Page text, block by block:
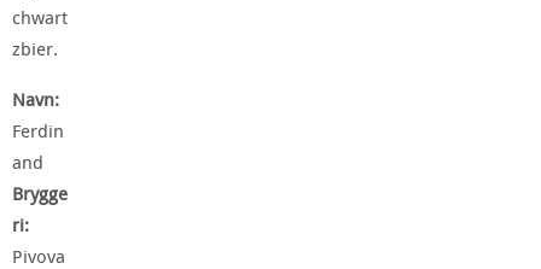
chwart
zbier.
Navn:
Ferdin
and
Brygge
ri:
Pivova